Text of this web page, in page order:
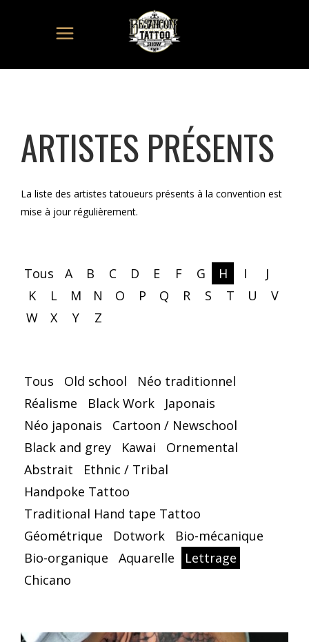
ARTISTES PRÉSENTS
La liste des artistes tatoueurs présents à la convention est
mise à jour régulièrement.
Tous A B C D E F G H I
J
K
L M N O P Q R S T U
V
W
X Y Z
Tous Old school
Néo traditionnel
Réalisme
Black Work
Japonais
Néo japonais
Cartoon / Newschool
Black and grey
Kawai
Ornemental
Abstrait
Ethnic / Tribal
Handpoke Tattoo
Traditional Hand tape Tattoo
Géométrique
Dotwork
Bio-mécanique
Bio-organique
Aquarelle
Lettrage
Chicano